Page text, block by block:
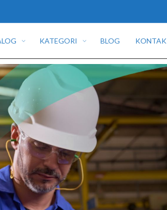
KATEGORI BLOG KONTAK